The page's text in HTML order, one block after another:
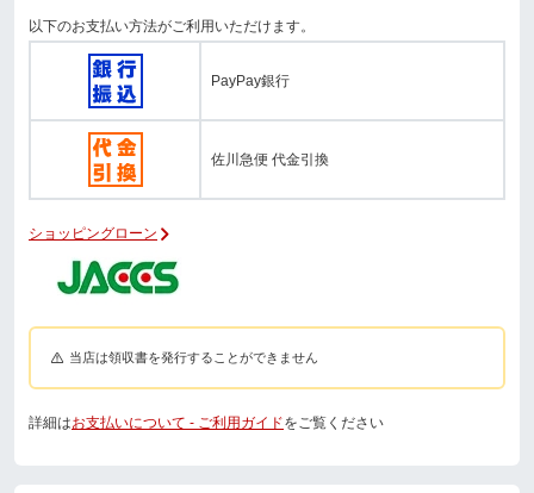
以下のお支払い方法がご利用いただけます。
PayPay銀行
佐川急便 代金引換
ショッピングローン
当店は領収書を発行することができません
詳細はお支払いについて - ご利用ガイドをご覧ください